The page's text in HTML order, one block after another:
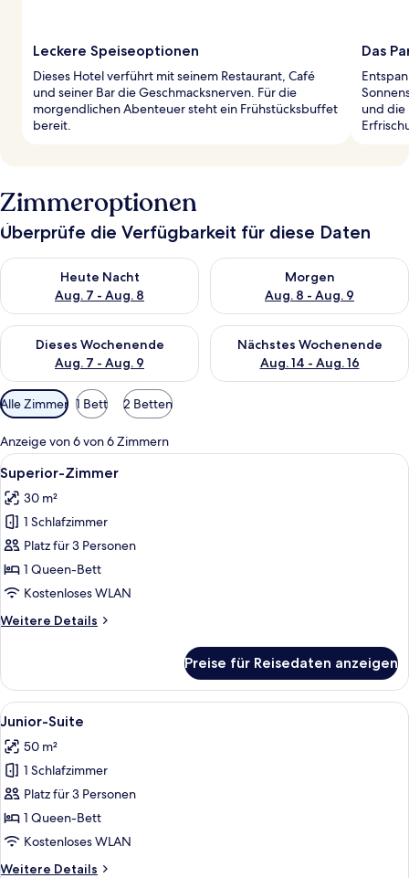
Leckere Speiseoptionen
Dieses Hotel verführt mit seinem Restaurant, Café
und seiner Bar die Geschmacksnerven. Für die
morgendlichen Abenteuer steht ein Frühstücksbuffet
bereit.
Das
und die
Zimmeroptionen
Überprüfe die Verfügbarkeit für diese Daten
Heute Nacht
Aug. 7 - Aug. 8
Überprüfe die Verfügbarkeit für heute Nacht, Aug. 7 - Aug. 8.
Morgen
Aug. 8 - Aug. 9
Überprüfe die Verfügbarkeit
Dieses Wochenende
Aug. 7 - Aug. 9
Überprüfe die Verfügbarkeit für dieses Wochenende, Aug. 7
Nächstes Wochenende
Aug. 14 - Aug. 16
Überprüfe die Verfügbarkeit
Verfügbare
Filter
für
Zimmer
Alle Zimmer 1 Bett 2 Betten
Anzeige von 6 von 6 Zimmern
Alle
Fotos
für
Superior-
Zimmer
anzeigen
Ein Hotelzimmer mit einem großen
14
Superior-Zimmer
30 m²
1 Schlafzimmer
Platz für 3 Personen
1 Queen-Bett
Kostenloses WLAN
Weitere Details
Weitere
Zimmer
Preise für Reisedaten anzeigen
Alle
Fotos
für
Junior-
Suite
anzeigen
Ein Hotelzimmer mit einem Bett,
6
Junior-Suite
50 m²
1 Schlafzimmer
Platz für 3 Personen
1 Queen-Bett
Kostenloses WLAN
Weitere Details
Weitere